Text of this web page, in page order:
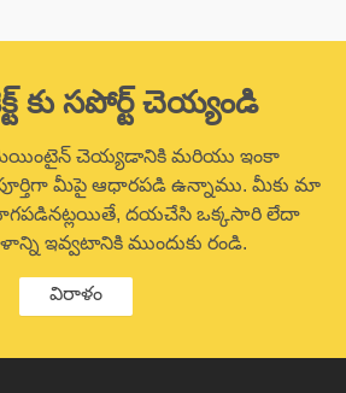
కు సపోర్ట్ చెయ్యండి
చెయ్యడానికి మరియు ఇంకా
మీపై ఆధారపడి ఉన్నాము. మీకు మా
దయచేసి ఒక్కసారి లేదా
ఇవ్వటానికి ముందుకు రండి.
విరాళం